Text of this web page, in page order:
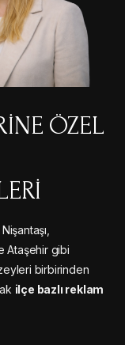
ÖZEL
Ataşehir gibi
birbirinden
ilçe bazlı reklam